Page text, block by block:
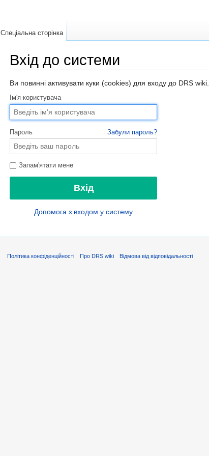
Вхід до системи
Ви повинні активувати куки (cookies) для входу до DRS wiki.
Ім'я користувача
Пароль Забули пароль?
Запам'ятати мене
Допомога з входом у систему
Спеціальна сторінка
Політика конфіденційності Про DRS wiki Відмова від відповідальності